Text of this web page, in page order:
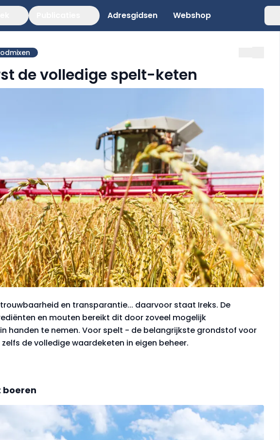
Adresgidsen Webshop
de volledige spelt-keten
en transparantie... daarvoor staat Ireks. De
en mouten bereikt dit door zoveel mogelijk
handen te nemen. Voor spelt - de belangrijkste grondstof voor
de volledige waardeketen in eigen beheer.
boeren